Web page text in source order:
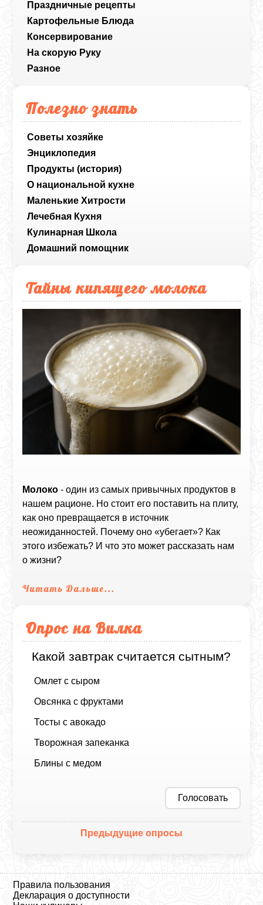
Праздничные рецепты
Картофельные Блюда
Консервирование
На скорую Руку
Разное
Полезно знать
Советы хозяйке
Энциклопедия
Продукты (история)
О национальной кухне
Маленькие Хитрости
Лечебная Кухня
Кулинарная Школа
Домашний помощник
Тайны кипящего молока
Молоко - один из самых привычных продуктов в
нашем рационе. Но стоит его поставить на плиту,
как оно превращается в источник
неожиданностей. Почему оно «убегает»? Как
этого избежать? И что это может рассказать нам
о жизни?
Читать Дальше...
Опрос на Вилка
Какой завтрак считается сытным?
Омлет с сыром
Овсянка с фруктами
Тосты с авокадо
Творожная запеканка
Блины с медом
Голосовать
Предыдущие опросы
Правила пользования
Декларация о доступности